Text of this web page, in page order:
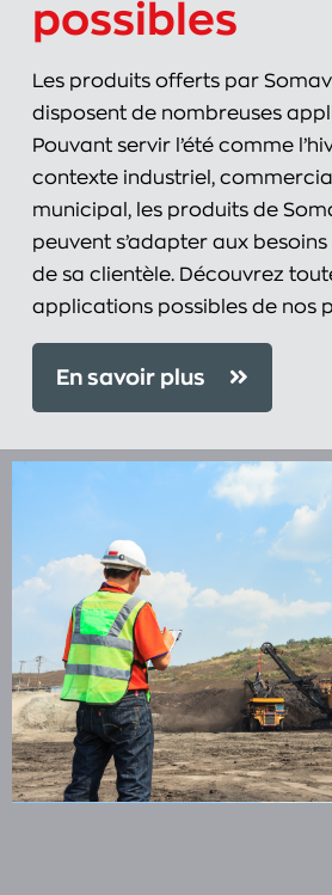
possibles
Les produits offerts par
disposent de nombreuses
Pouvant servir l’été comme
contexte industriel,
municipal, les produits de
peuvent s’adapter aux
de sa clientèle. Découvrez
applications possibles de nos
En savoir plus